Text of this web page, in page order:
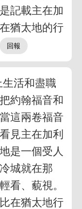
記載主在加
猶太地的行
活和盡職
約翰福音和
這兩卷福音
見主在加利
是一個受人
城就在那
看、藐視。
在猶太地行